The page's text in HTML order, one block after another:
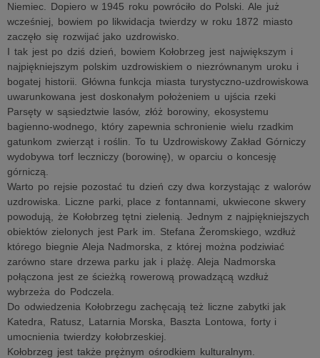
Niemiec. Dopiero w 1945 roku powróciło do Polski. Ale już
wcześniej, bowiem po likwidacja twierdzy w roku 1872 miasto
zaczęło się rozwijać jako uzdrowisko.
I tak jest po dziś dzień, bowiem Kołobrzeg jest największym i
najpiękniejszym polskim uzdrowiskiem o niezrównanym uroku i
bogatej historii. Główna funkcja miasta turystyczno-uzdrowiskowa
uwarunkowana jest doskonałym położeniem u ujścia rzeki
Parsęty w sąsiedztwie lasów, złóż borowiny, ekosystemu
bagienno-wodnego, który zapewnia schronienie wielu rzadkim
gatunkom zwierząt i roślin. To tu Uzdrowiskowy Zakład Górniczy
wydobywa torf leczniczy (borowinę), w oparciu o koncesję
górniczą.
Warto po rejsie pozostać tu dzień czy dwa korzystając z walorów
uzdrowiska. Liczne parki, place z fontannami, ukwiecone skwery
powodują, że Kołobrzeg tętni zielenią. Jednym z najpiękniejszych
obiektów zielonych jest Park im. Stefana Żeromskiego, wzdłuż
którego biegnie Aleja Nadmorska, z której można podziwiać
zarówno stare drzewa parku jak i plażę. Aleja Nadmorska
połączona jest ze ścieżką rowerową prowadzącą wzdłuż
wybrzeża do Podczela.
Do odwiedzenia Kołobrzegu zachęcają też liczne zabytki jak
Katedra, Ratusz, Latarnia Morska, Baszta Lontowa, forty i
umocnienia twierdzy kołobrzeskiej.
Kołobrzeg jest także prężnym ośrodkiem kulturalnym.